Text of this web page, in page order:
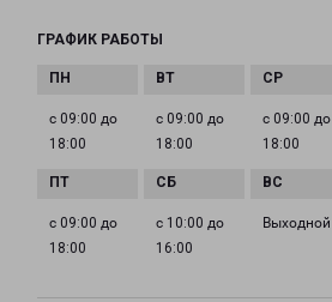
ГРАФИК РАБОТЫ
с 09:00 до
18:00
с 09:00 до
18:00
с 09:00 до
18:00
с 09:00 до
18:00
с 10:00 до
16:00
Выходной